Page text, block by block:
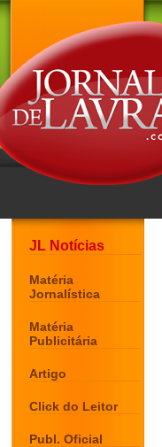
JL Notícias
Matéria
Jornalística
Matéria
Publicitária
Artigo
Click do Leitor
Publ. Oficial